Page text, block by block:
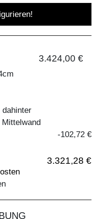
3.424,00 €
dahinter
-102,72 €
3.321,28 €